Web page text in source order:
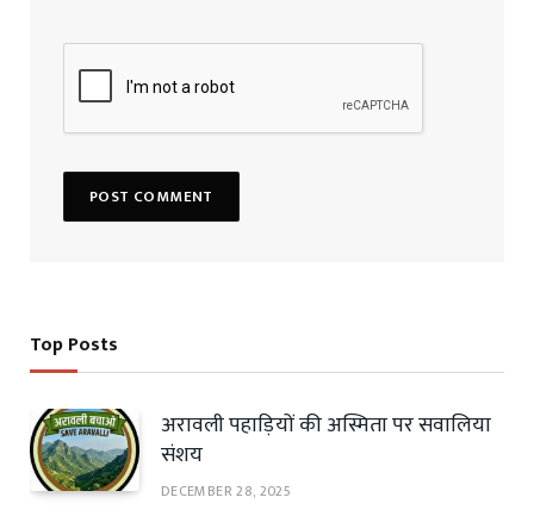
Top Posts
अरावली पहाड़ियों की अस्मिता पर सवालिया
संशय
DECEMBER 28, 2025